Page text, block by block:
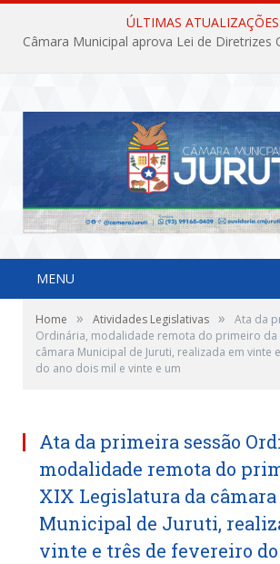
ÚLTIMAS ATUALIZAÇÕES:
MENU
Home » Atividades Legislativas »
Ata da
Ordinária, modalidade remota do primeiro da
câmara Municipal de Juruti, realizada em vinte
do ano dois mil e vinte e um
Ata da primeira sessão
modalidade remota do
XIX Legislatura da câmara
Municipal de Juruti,
vinte e três de fevereiro